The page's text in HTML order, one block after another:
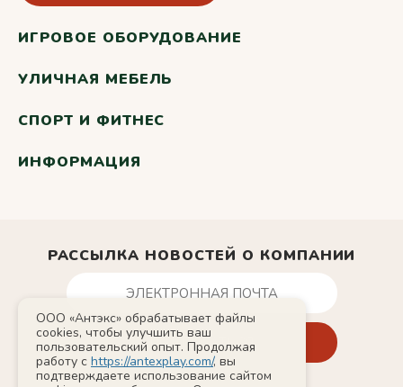
ООО «Антэкс» обрабатывает файлы
cookies, чтобы улучшить ваш
пользовательский опыт. Продолжая
работу с https://antexplay.com/, вы
подтверждаете использование сайтом
ИГРОВОЕ ОБОРУДОВАНИЕ
УЛИЧНАЯ МЕБЕЛЬ
СПОРТ И ФИТНЕС
ИНФОРМАЦИЯ
РАССЫЛКА НОВОСТЕЙ О КОМПАНИИ